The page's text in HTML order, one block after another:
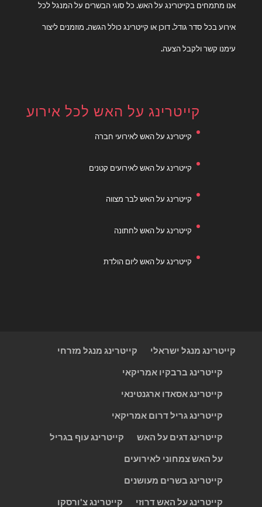
אנו מתמחים בקייטרינג על האש. כל סוגי הבשרים על המנגל לכל
אירוע בכל סדר גודל. דוכן או קייטרינג כולל הגשה. מוזמנים ליצור
עימנו קשר ולקבל הצעה.
קייטרינג על האש לכל אירוע
קייטרינג על האש לאירועי חברה
קייטרינג על האש לאירועים קטנים
קייטרינג על האש לבר מצווה
קייטרינג על האש לחתונה
קייטרינג על האש ליום הולדת
קייטרינג מנגל ישראלי קייטרינג מנגל מזרחי
קייטרינג ברבקיו אמריקאי
קייטרינג אסאדו ארגנטינאי
קייטרינג גריל דרום אמריקאי
קייטרינג דגים על האש קייטרינג עוף בגריל
על האש צמחוני לאירועים
קייטרינג בשרים מעושנים
קייטרינג על האש דרוזי קייטרינג צ'ורסקו